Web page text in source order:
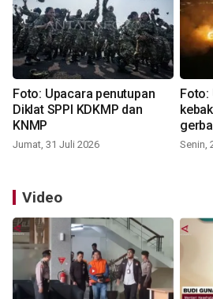
Foto: Upacara penutupan
Diklat SPPI KDKMP dan
KNMP
Jumat, 31 Juli 2026
Foto:
Senin,
Video